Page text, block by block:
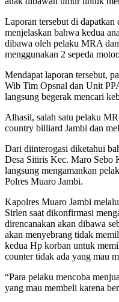
Laporan tersebut di
menjelaskan bahwa kedua
dibawa oleh pelaku MRA
menggunakan 2 sepeda motor.
Mendapat laporan tersebut,
Wib Tim Opsnal dan Unit
langsung begerak mencari
Alhasil, salah satu pelaku
country billiard Jambi dan
Dari diinterogasi diketahui
Desa Sitiris Kec. Maro Sebo
langsung mengamankan
Polres Muaro Jambi.
Kapolres Muaro Jambi
Sirlen saat dikonfirmasi
direncanakan akan dibawa
akan menyebrang tidak
kedua Hp korban untuk
counter tidak ada yang mau
“Para pelaku mencoba
yang mau membeli karena